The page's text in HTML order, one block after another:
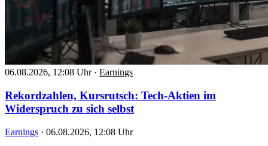
06.08.2026, 12:08 Uhr · Earnings
Rekordzahlen, Kursrutsch: Tech-Aktien im
Widerspruch zu sich selbst
Earnings · 06.08.2026, 12:08 Uhr